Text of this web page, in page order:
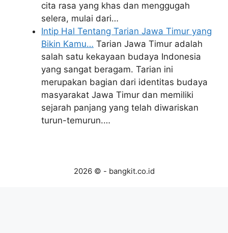
cita rasa yang khas dan menggugah
selera, mulai dari…
Intip Hal Tentang Tarian Jawa Timur yang
Bikin Kamu… Tarian Jawa Timur adalah
salah satu kekayaan budaya Indonesia
yang sangat beragam. Tarian ini
merupakan bagian dari identitas budaya
masyarakat Jawa Timur dan memiliki
sejarah panjang yang telah diwariskan
turun-temurun.…
2026 © - bangkit.co.id